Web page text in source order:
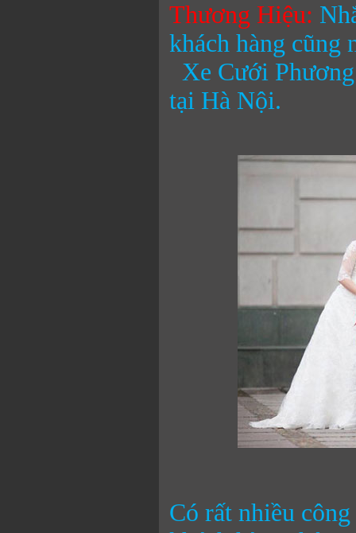
Thương Hiệu:
khách hàng cũng
Xe Cưới
tại Hà Nội.
Có rất nhiều